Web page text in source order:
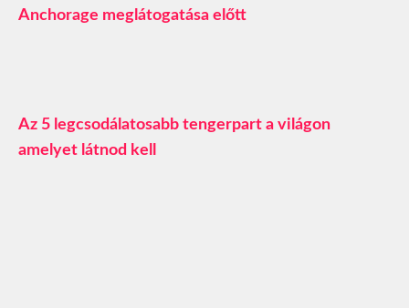
Anchorage meglátogatása előtt
Az 5 legcsodálatosabb tengerpart a világon
amelyet látnod kell